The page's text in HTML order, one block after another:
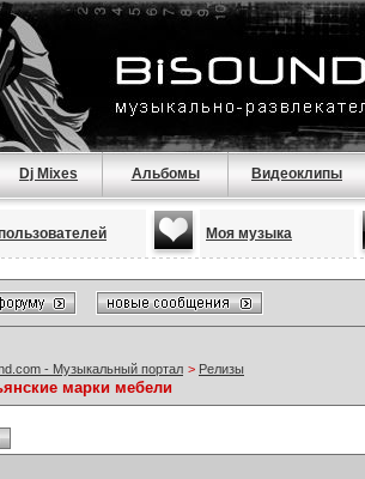
Dj Mixes Альбомы Видеоклипы
Моя музыка
- Музыкальный портал > Релизы
марки мебели